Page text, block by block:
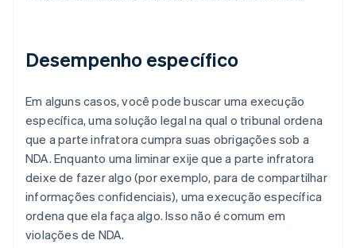
Desempenho específico
Em alguns casos, você pode buscar uma execução
específica, uma solução legal na qual o tribunal ordena
que a parte infratora cumpra suas obrigações sob a
NDA. Enquanto uma liminar exije que a parte infratora
deixe de fazer algo (por exemplo, para de compartilhar
informações confidenciais), uma execução específica
ordena que ela faça algo. Isso não é comum em
violações de NDA.